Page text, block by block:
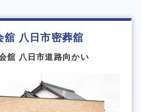
舘 八日市密葬舘
舘 八日市道路向かい